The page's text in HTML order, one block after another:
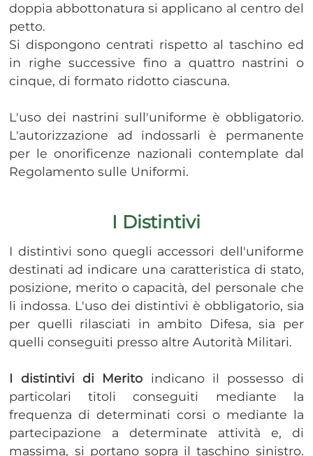
doppia abbottonatura si applicano al centro del
petto.
Si dispongono centrati rispetto al taschino ed
in righe successive fino a quattro nastrini o
cinque, di formato ridotto ciascuna.
L'uso dei nastrini sull'uniforme è obbligatorio.
L'autorizzazione ad indossarli è permanente
per le onorificenze nazionali contemplate dal
Regolamento sulle Uniformi.
I Distintivi
​​I distintivi sono quegli accessori dell'uniforme
destinati ad indicare una caratteristica di stato,
posizione, merito o capacità, del personale che
li indossa. L'uso dei distintivi è obbligatorio, sia
per quelli rilasciati in ambito Difesa, sia per
quelli conseguiti presso altre Autorità Militari.
I distintivi di Merito indicano il possesso di
particolari titoli conseguiti mediante la
frequenza di determinati corsi o mediante la
partecipazione a determinate attività e, di
massima, si portano sopra il taschino sinistro.